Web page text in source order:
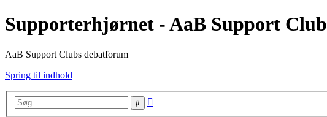
Supporterhjørnet - AaB Support Club
AaB Support Clubs debatforum
Spring til indhold
Søg